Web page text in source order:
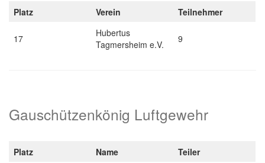
Platz Verein Teilnehmer
17
Hubertus
Tagmersheim e.V.
9
Gauschützenkönig Luftgewehr
Platz Name
Teiler